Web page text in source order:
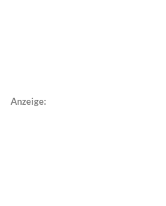
Anzeige: